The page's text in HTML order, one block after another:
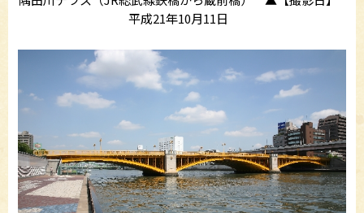
平成21年10月11日